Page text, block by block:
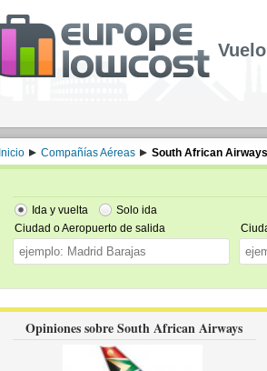
Inicio Compañías Aéreas South African Airways
Ida y vuelta
Solo ida
Ciudad o Aeropuerto de salida
Opiniones sobre South African Airways